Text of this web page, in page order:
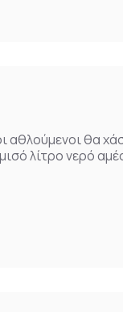
αθλούμενοι θα
λίτρο νερό